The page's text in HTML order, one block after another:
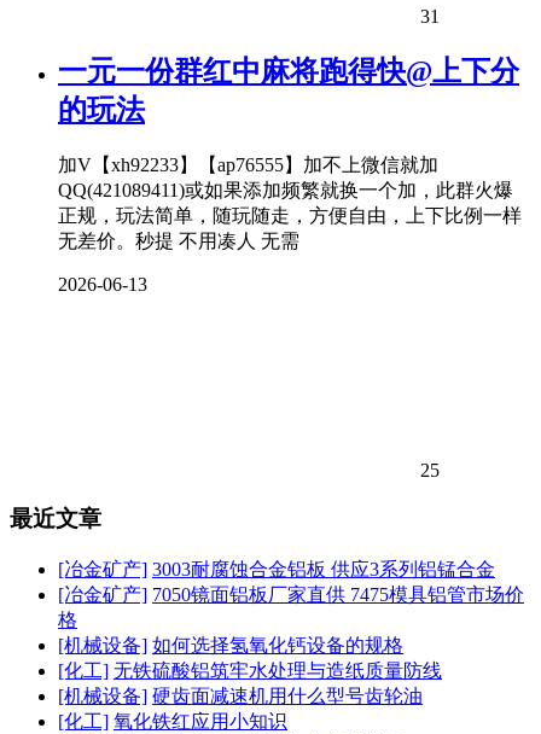
31
一元一份群红中麻将跑得快@上下分
的玩法
加V【xh92233】【ap76555】加不上微信就加
QQ(421089411)或如果添加频繁就换一个加，此群火爆
正规，玩法简单，随玩随走，方便自由，上下比例一样
无差价。秒提 不用凑人 无需
2026-06-13
25
最近文章
[冶金矿产] 3003耐腐蚀合金铝板 供应3系列铝锰合金
[冶金矿产] 7050镜面铝板厂家直供 7475模具铝管市场价
格
[机械设备] 如何选择氢氧化钙设备的规格
[化工] 无铁硫酸铝筑牢水处理与造纸质量防线
[机械设备] 硬齿面减速机用什么型号齿轮油
[化工] 氧化铁红应用小知识